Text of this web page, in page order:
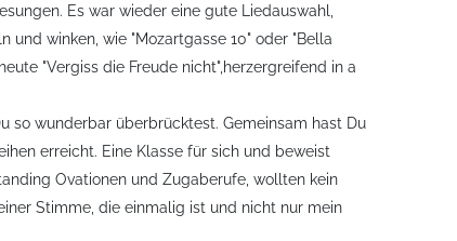
Es war wieder eine gute Liedauswahl,
und winken, wie "Mozartgasse 10" oder "Bella
"Vergiss die Freude nicht",herzergreifend in a
so wunderbar überbrücktest. Gemeinsam hast Du
erreicht. Eine Klasse für sich und beweist
Ovationen und Zugaberufe, wollten kein
Stimme, die einmalig ist und nicht nur mein